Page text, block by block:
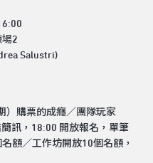
2
Salustri)
）購票的成癮／團隊玩家
訊，18:00 開放報名，單筆
額／工作坊開放10個名額，